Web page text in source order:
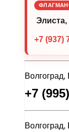
+7 (937)
+7